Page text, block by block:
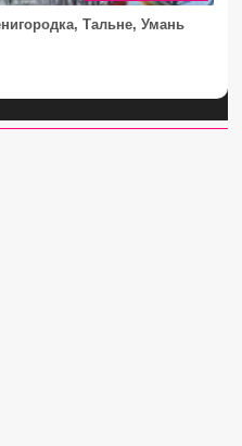
Тальне, Умань